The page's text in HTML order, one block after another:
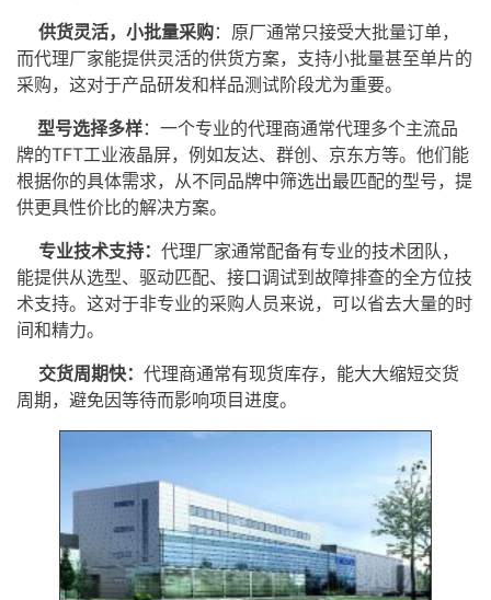
供货灵活，小批量采购：原厂通常只接受大批量订单，
而代理厂家能提供灵活的供货方案，支持小批量甚至单片的
采购，这对于产品研发和样品测试阶段尤为重要。
型号选择多样：一个专业的代理商通常代理多个主流品
牌的TFT工业液晶屏，例如友达、群创、京东方等。他们能
根据你的具体需求，从不同品牌中筛选出最匹配的型号，提
供更具性价比的解决方案。
专业技术支持： 代理厂家通常配备有专业的技术团队，
能提供从选型、驱动匹配、接口调试到故障排查的全方位技
术支持。这对于非专业的采购人员来说，可以省去大量的时
间和精力。
交货周期快： 代理商通常有现货库存，能大大缩短交货
周期，避免因等待而影响项目进度。